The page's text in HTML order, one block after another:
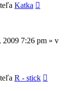
Katka
2009 7:26 pm » v
R - stick